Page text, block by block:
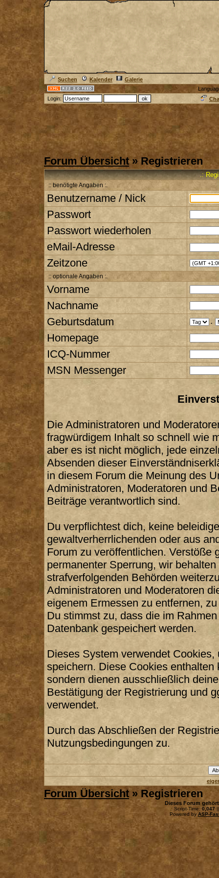
Suchen Kalender
Galerie
Login:
Forum Übersicht» Registrieren
.:
:: benötigte Angaben :.
Benutzername / Nick
Passwort
Passwort wiederholen
eMail-Adresse
Zeitzone
:: optionale Angaben :.
Vorname
Nachname
Geburtsdatum
.
Homepage
ICQ-Nummer
MSN Messenger
Die Administratoren und
fragwürdigem Inhalt so schnell wie
aber es ist nicht möglich, jede
Absenden dieser
in diesem Forum die Meinung des
Administratoren, Moderatoren und
Beiträge verantwortlich sind.
Du verpflichtest dich, keine
gewaltverherrlichenden oder aus
Forum zu veröffentlichen. Verstöße
permanenter Sperrung, wir
strafverfolgenden Behörden
Administratoren und Moderatoren
eigenem Ermessen zu entfernen,
Du stimmst zu, dass die im
Datenbank gespeichert werden.
Dieses System verwendet
speichern. Diese Cookies
sondern dienen ausschließlich
Bestätigung der Registrierung und
verwendet.
Durch das Abschließen der
Nutzungsbedingungen zu.
Forum Übersicht» Registrieren
Dieses Forum
.: Script-Time: 0,047
Powered by ASP-